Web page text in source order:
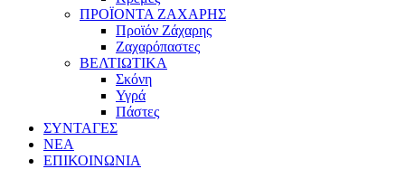
ΠΡΟΪΟΝΤΑ ΖΑΧΑΡΗΣ
Προϊόν Ζάχαρης
Ζαχαρόπαστες
ΒΕΛΤΙΩΤΙΚΑ
Σκόνη
Υγρά
Πάστες
ΣΥΝΤΑΓΕΣ
ΝΕΑ
ΕΠΙΚΟΙΝΩΝΙΑ